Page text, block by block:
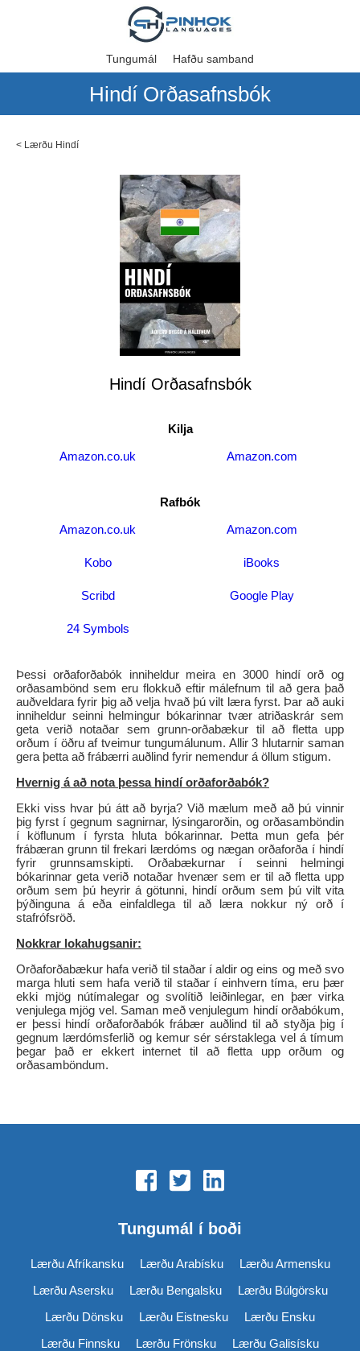
Tungumál Hafðu samband
Hindí Orðasafnsbók
< Lærðu Hindí
Hindí Orðasafnsbók
Kilja
Amazon.co.uk
Amazon.com
Rafbók
Amazon.co.uk
Amazon.com
Kobo iBooks
Scribd Google Play
24 Symbols
Þessi orðaforðabók inniheldur meira en 3000 hindí orð og
orðasambönd sem eru flokkuð eftir málefnum til að gera það
auðveldara fyrir þig að velja hvað þú vilt læra fyrst. Þar að auki
inniheldur seinni helmingur bókarinnar tvær atriðaskrár sem
geta verið notaðar sem grunn-orðabækur til að fletta upp
orðum í öðru af tveimur tungumálunum. Allir 3 hlutarnir saman
gera þetta að frábærri auðlind fyrir nemendur á öllum stigum.
Hvernig á að nota þessa hindí orðaforðabók?
Ekki viss hvar þú átt að byrja? Við mælum með að þú vinnir
þig fyrst í gegnum sagnirnar, lýsingarorðin, og orðasamböndin
í köflunum í fyrsta hluta bókarinnar. Þetta mun gefa þér
frábæran grunn til frekari lærdóms og nægan orðaforða í hindí
fyrir grunnsamskipti. Orðabækurnar í seinni helmingi
bókarinnar geta verið notaðar hvenær sem er til að fletta upp
orðum sem þú heyrir á götunni, hindí orðum sem þú vilt vita
þýðinguna á eða einfaldlega til að læra nokkur ný orð í
stafrófsröð.
Nokkrar lokahugsanir:
Orðaforðabækur hafa verið til staðar í aldir og eins og með svo
marga hluti sem hafa verið til staðar í einhvern tíma, eru þær
ekki mjög nútímalegar og svolítið leiðinlegar, en þær virka
venjulega mjög vel. Saman með venjulegum hindí orðabókum,
er þessi hindí orðaforðabók frábær auðlind til að styðja þig í
gegnum lærdómsferlið og kemur sér sérstaklega vel á tímum
þegar það er ekkert internet til að fletta upp orðum og
orðasamböndum.
Tungumál í boði
Lærðu Afríkansku Lærðu Arabísku
Lærðu Armensku
Lærðu Asersku
Lærðu Bengalsku
Lærðu Búlgörsku
Lærðu Dönsku
Lærðu Eistnesku
Lærðu Ensku
Lærðu Finnsku
Lærðu Frönsku
Lærðu Galisísku